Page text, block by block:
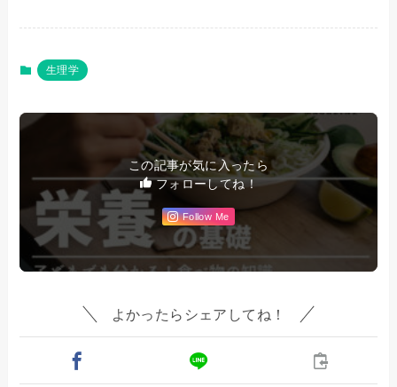
生理学
この記事が気に入ったら
フォローしてね！
Follow Me
よかったらシェアしてね！